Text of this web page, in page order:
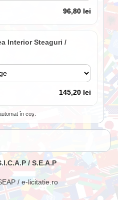
96,80 lei
Interior Steaguri /
145,20 lei
cu suport perete inclus
în coș.
/ S.E.A.P